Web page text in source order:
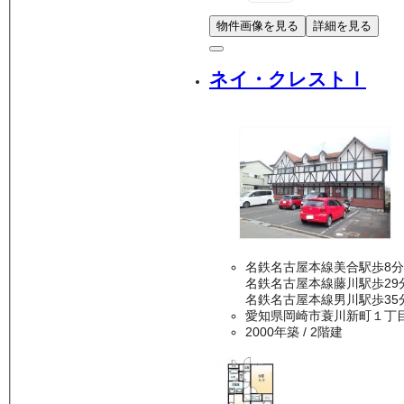
物件画像を見る 詳細を見る
ネイ・クレストⅠ
名鉄名古屋本線美合駅歩8分
名鉄名古屋本線藤川駅歩29
名鉄名古屋本線男川駅歩35
愛知県岡崎市蓑川新町１丁
2000年築 / 2階建